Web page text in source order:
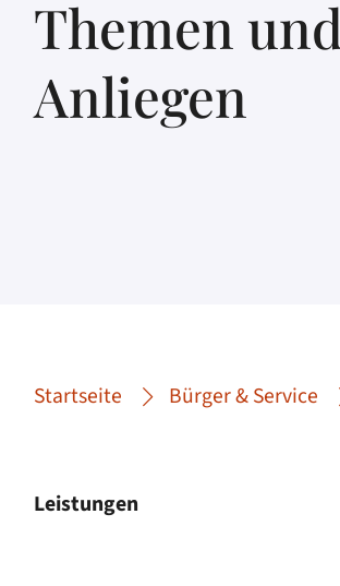
Themen und
Anliegen
Startseite Bürger & Service
Leistungen